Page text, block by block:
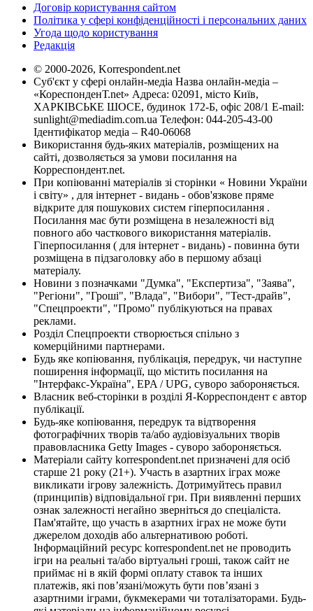
Договір користування сайтом
Політика у сфері конфіденційності і персональних даних
Угода щодо користування
Редакція
© 2000-2026, Korrespondent.net
Суб'єкт у сфері онлайн-медіа Назва онлайн-медіа –
«КореспонденТ.net» Адреса: 02091, місто Київ,
ХАРКІВСЬКЕ ШОСЕ, будинок 172-Б, офіс 208/1 E-mail:
sunlight@mediadim.com.ua Телефон: 044-205-43-00
Ідентифікатор медіа – R40-06068
Використання будь-яких матеріалів, розміщених на
сайті, дозволяється за умови посилання на
Корреспондент.net.
При копіюванні матеріалів зі сторінки « Новини України
і світу» , для інтернет - видань - обов'язкове пряме
відкрите для пошукових систем гіперпосилання .
Посилання має бути розміщена в незалежності від
повного або часткового використання матеріалів.
Гіперпосилання ( для інтернет - видань) - повинна бути
розміщена в підзаголовку або в першому абзаці
матеріалу.
Новини з позначками "Думка", "Експертиза", "Заява",
"Регіони", "Гроші", "Влада", "Вибори", "Тест-драйв",
"Спецпроекти", "Промо" публікуються на правах
реклами.
Розділ Спецпроекти створюється спільно з
комерційними партнерами.
Будь яке копіювання, публікація, передрук, чи наступне
поширення інформації, що містить посилання на
"Інтерфакс-Україна", EPA / UPG, суворо забороняється.
Власник веб-сторінки в розділі Я-Корреспондент є автор
публікації.
Будь-яке копіювання, передрук та відтворення
фотографічних творів та/або аудіовізуальних творів
правовласника Getty Images - суворо забороняється.
Матеріали сайту korrespondent.net призначені для осіб
старше 21 року (21+). Участь в азартних іграх може
викликати ігрову залежність. Дотримуйтесь правил
(принципів) відповідальної гри. При виявленні перших
ознак залежності негайно зверніться до спеціаліста.
Пам'ятайте, що участь в азартних іграх не може бути
джерелом доходів або альтернативою роботі.
Інформаційний ресурс korrespondent.net не проводить
ігри на реальні та/або віртуальні гроші, також сайт не
приймає ні в якій формі оплату ставок та інших
платежів, які пов’язані/можуть бути пов’язані з
азартними іграми, букмекерами чи тоталізаторами. Будь-